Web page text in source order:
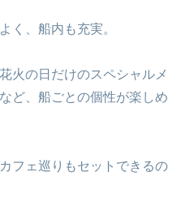
く、船内も充実。
火の日だけのスペシャルメ
ど、船ごとの個性が楽しめ
フェ巡りもセットできるの